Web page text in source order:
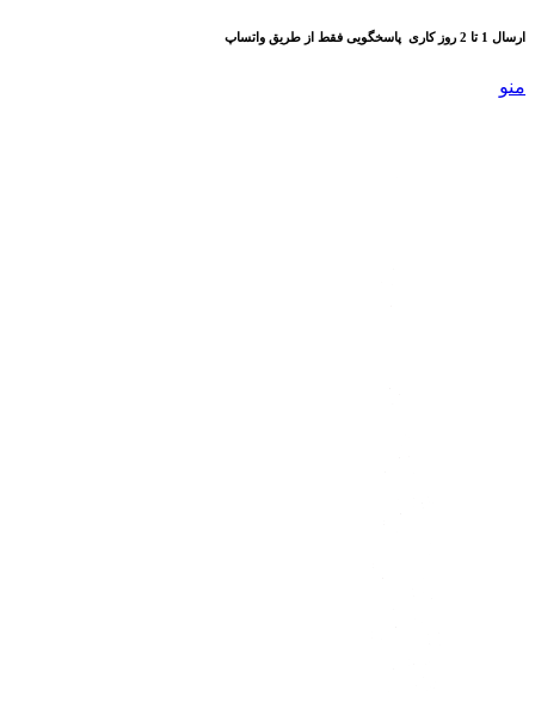
ارسال 1 تا 2 روز کاری پاسخگویی فقط از طریق واتساپ
منو